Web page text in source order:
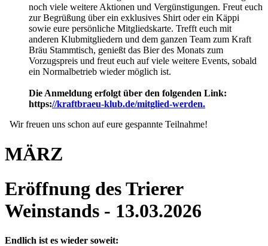
noch viele weitere Aktionen und Vergünstigungen. Freut euch
zur Begrüßung über ein exklusives Shirt oder ein Käppi
sowie eure persönliche Mitgliedskarte. Trefft euch mit
anderen Klubmitgliedern und dem ganzen Team zum Kraft
Bräu Stammtisch, genießt das Bier des Monats zum
Vorzugspreis und freut euch auf viele weitere Events, sobald
ein Normalbetrieb wieder möglich ist.
Die Anmeldung erfolgt über den folgenden Link:
https://kraftbraeu-klub.de/mitglied-werden.
Wir freuen uns schon auf eure gespannte Teilnahme!
MÄRZ
Eröffnung des Trierer
Weinstands - 13.03.2026
Endlich ist es wieder soweit: